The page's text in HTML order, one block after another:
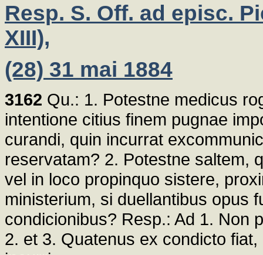
Resp. S. Off. ad episc.
XIII),
(28) 31 mai 1884
3162 Qu.: 1. Potestne medicus
intentione citius finem pugnae
curandi, quin incurrat
reservatam? 2. Potestne saltem,
vel in loco propinquo sistere,
ministerium, si duellantibus opus
condicionibus? Resp.: Ad 1. Non
2. et 3. Quatenus ex condicto